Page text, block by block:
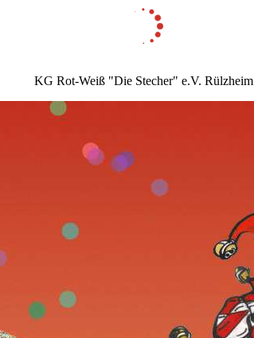
KG Rot-Weiß "Die Stecher" e.V. Rülzheim